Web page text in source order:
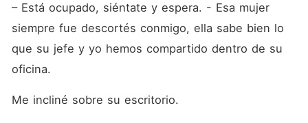
– Está ocupado, siéntate y espera. - Esa mujer
siempre fue descortés conmigo, ella sabe bien lo
que su jefe y yo hemos compartido dentro de su
oficina.
Me incliné sobre su escritorio.